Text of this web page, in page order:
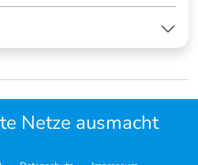
Netze ausmacht